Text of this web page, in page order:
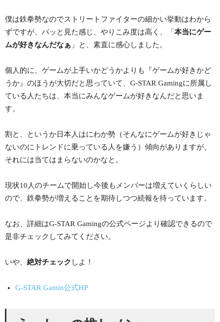
僕は鉄拳勢なのでストリートファイターの細かい挙動はわから
ずですが、パッと見た感じ、やりこみ度は高く、「本当にゲー
ムが好きなんだなぁ 」と、素直に感心しました。
個人的に、ゲームが上手いかどうかよりも『ゲームが好きかど
うか』のほうが大切だと思っていて、G-STAR Gamingに所属し
ている人たちは、本当にみんなゲームが好きなんだと思いま
す。
割と、というか日本人はにわか勢（そんなにゲームが好きじゃ
ないのにトレンドに乗っている人を嫌う）傾向がありますが、
それには当てはまらないのかなと。
現状10人のチームで開始し今後もメンバーは増えていくらしい
ので、鉄拳勢が増えることを期待しつつ続報を待っています。
なお、詳細はG-STAR Gamingの公式ページより確認できるので
是非チェックしてみてください。
いや、 絶対チェック しよ！
G-STAR Gamin公式HP